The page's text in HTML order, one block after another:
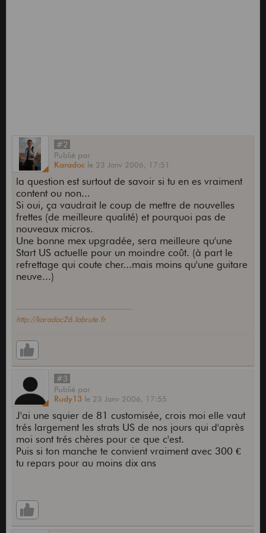
#2
Publié par
Karadoc le 23 Janv 2006, 17:51
la question est surtout de savoir si tu en es vraiment
content ou non...
Si oui, ça vaudrait le coup de mettre de nouvelles
frettes (de meilleure qualité) et pourquoi pas de
nouveaux micros.
Une bonne mex upgradée, sera meilleure qu'une
Start US actuelle pour un moindre coût. (à part le
refrettage qui coute cher...mais moins qu'une guitare
neuve...)
http://karadoc26.labrute.fr
#3
Publié par
Rudy13 le 23 Janv 2006, 17:55
J'ai une squier de 81 customisée, crois moi elle vaut
trés largement les strats US de nos jours qui d'après
moi sont trés chères pour ce que c'est.
Puis si ton manche te convient vraiment avec 300 €
tu repars pour au moins dix ans